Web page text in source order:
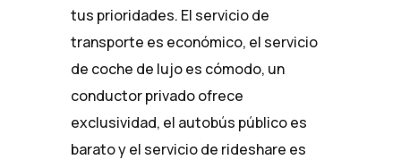
tus prioridades. El servicio de
transporte es económico, el servicio
de coche de lujo es cómodo, un
conductor privado ofrece
exclusividad, el autobús público es
barato y el servicio de rideshare es